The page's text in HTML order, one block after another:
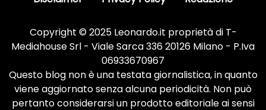
Copyright © 2025 Leonardo.it proprietà di T-
Mediahouse Srl - Viale Sarca 336 20126 Milano - P.Iva
06933670967
Questo blog non è una testata giornalistica, in quanto
viene aggiornato senza alcuna periodicità. Non può
pertanto considerarsi un prodotto editoriale ai sensi